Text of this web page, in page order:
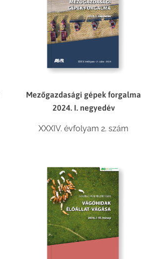
Mezőgazdasági gépek forgalma
2024. I. negyedév
XXXIV. évfolyam 2. szám